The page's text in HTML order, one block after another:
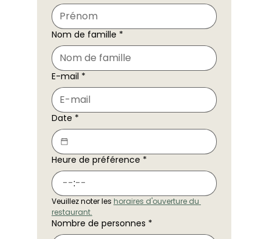
Nom de famille *
E-mail *
Date *
Heure de préférence *
:
Veuillez noter les horaires d'ouverture du
restaurant.
Nombre de personnes *